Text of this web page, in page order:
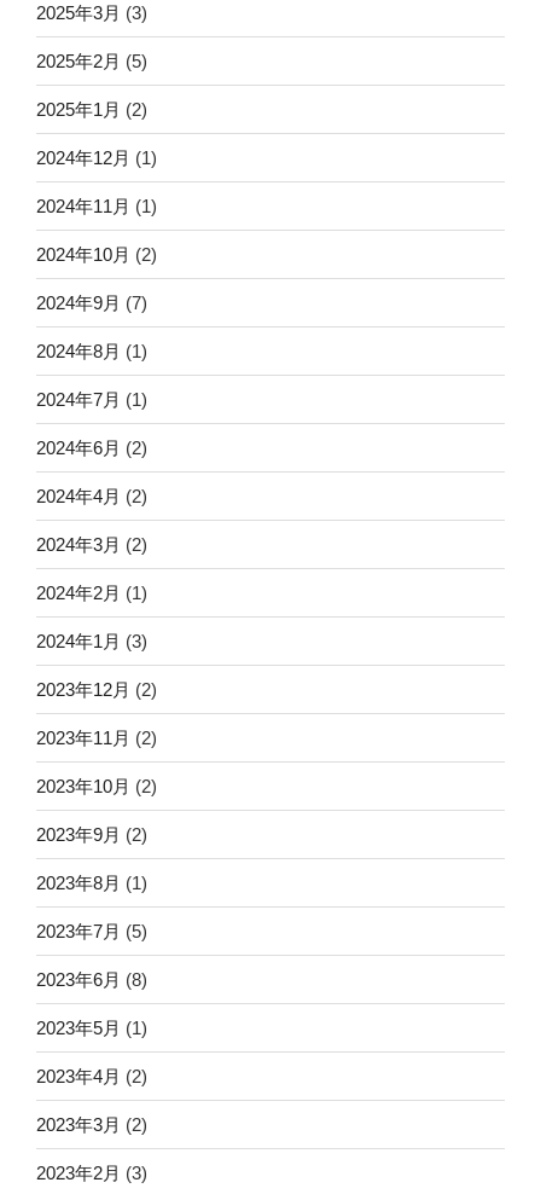
2025年3月 (3)
2025年2月 (5)
2025年1月 (2)
2024年12月 (1)
2024年11月 (1)
2024年10月 (2)
2024年9月 (7)
2024年8月 (1)
2024年7月 (1)
2024年6月 (2)
2024年4月 (2)
2024年3月 (2)
2024年2月 (1)
2024年1月 (3)
2023年12月 (2)
2023年11月 (2)
2023年10月 (2)
2023年9月 (2)
2023年8月 (1)
2023年7月 (5)
2023年6月 (8)
2023年5月 (1)
2023年4月 (2)
2023年3月 (2)
2023年2月 (3)